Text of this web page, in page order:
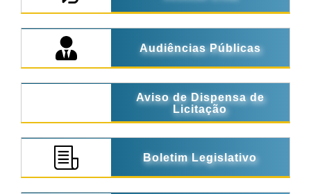
Audiências Públicas
Aviso de Dispensa de
Licitação
Boletim Legislativo